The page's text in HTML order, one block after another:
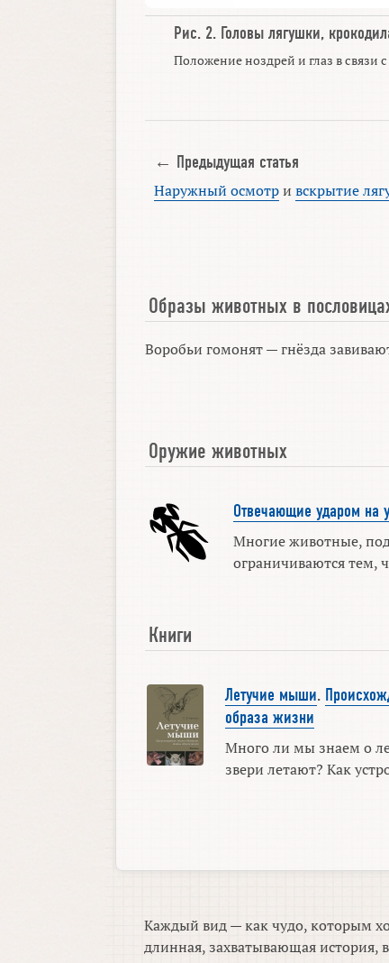
Рис. 2. Головы лягушки,
Положение ноздрей и глаз в
← Предыдущая статья
Наружный осмотри вскрытие
Образы животных в
Воробьи гомонят — гнёзда
Оружие животных
Отвечающие ударом на
Многие животные,
ограничиваются тем,
Книги
Летучие мыши.
образа жизни
Много ли мы знаем о
звери летают? Как
Каждый вид — как чудо, которым
длинная, захватывающая история,